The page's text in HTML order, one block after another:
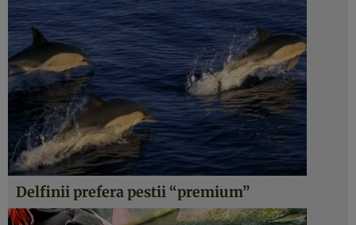
Delfinii prefera pestii “premium”